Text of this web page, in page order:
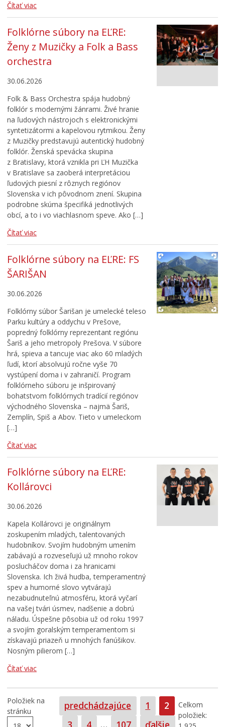
Čítať viac
Folklórne súbory na EĽRE:
Ženy z Muzičky a Folk a Bass
orchestra
30.06.2026
Folk & Bass Orchestra spája hudobný
folklór s modernými žánrami. Živé hranie
na ľudových nástrojoch s elektronickými
syntetizátormi a kapelovou rytmikou. Ženy
z Muzičky predstavujú autentický hudobný
folklór. Ženská spevácka skupina
z Bratislavy, ktorá vznikla pri ĽH Muzička
v Bratislave sa zaoberá interpretáciou
ľudových piesní z rôznych regiónov
Slovenska v ich pôvodnom znení. Skupina
podrobne skúma špecifiká jednotlivých
obcí, a to i vo viachlasnom speve. Ako […]
Čítať viac
Folklórne súbory na EĽRE: FS
ŠARIŠAN
30.06.2026
Folklórny súbor Šarišan je umelecké teleso
Parku kultúry a oddychu v Prešove,
popredný folklórny reprezentant regiónu
Šariš a jeho metropoly Prešova. V súbore
hrá, spieva a tancuje viac ako 60 mladých
ľudí, ktorí absolvujú ročne vyše 70
vystúpení doma i v zahraničí. Program
folklórneho súboru je inšpirovaný
bohatstvom folklórnych tradícií regiónov
východného Slovenska – najmä Šariš,
Zemplín, Spiš a Abov. Tieto v umeleckom
[…]
Čítať viac
Folklórne súbory na EĽRE:
Kollárovci
30.06.2026
Kapela Kollárovci je originálnym
zoskupením mladých, talentovaných
hudobníkov. Svojím hudobným umením
zabávajú a rozveseľujú už mnoho rokov
poslucháčov doma i za hranicami
Slovenska. Ich živá hudba, temperamentný
spev a humorné slovo vytvárajú
nezabudnuteľnú atmosféru, ktorá vyčarí
na vašej tvári úsmev, nadšenie a dobrú
náladu. Úspešne pôsobia už od roku 1997
a svojím goralským temperamentom si
získavajú priazeň u mnohých fanúšikov.
Nosným pilierom […]
Čítať viac
Položiek na
stránku
predchádzajúce Strana
1 Strana
2
Strana
3 Strana
4 … Strana
107 ďalšie
Celkom
položiek: